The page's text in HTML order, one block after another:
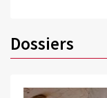
Dossiers